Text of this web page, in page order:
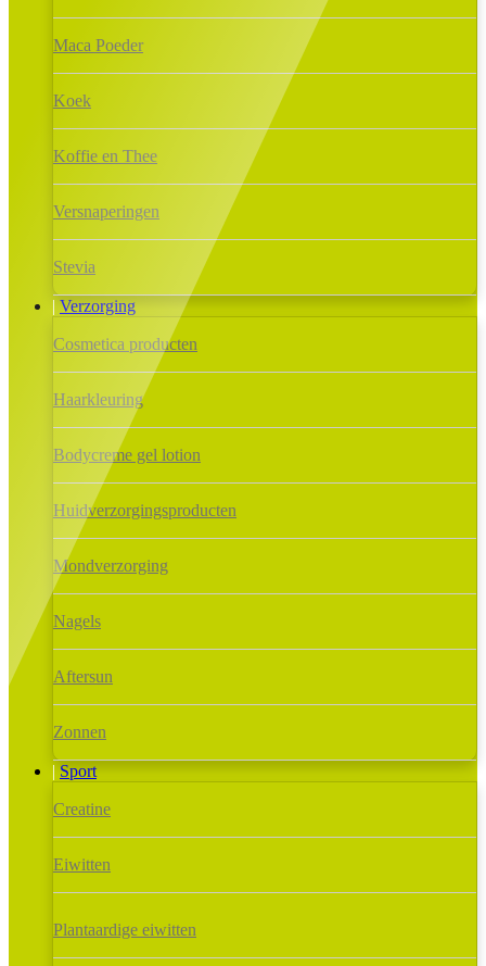
Maca Poeder
Koek
Koffie en Thee
Versnaperingen
Stevia
Verzorging
Cosmetica producten
Haarkleuring
Bodycreme gel lotion
Huidverzorgingsproducten
Mondverzorging
Nagels
Aftersun
Zonnen
Sport
Creatine
Eiwitten
Plantaardige eiwitten